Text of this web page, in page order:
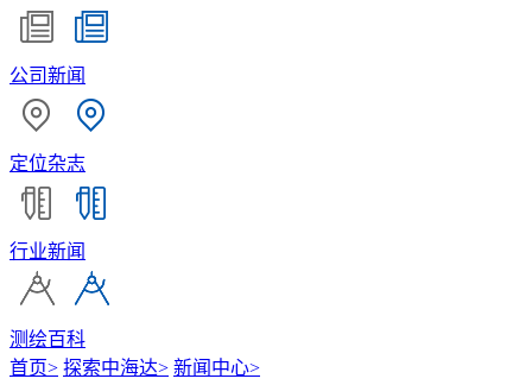
公司新闻
定位杂志
行业新闻
测绘百科
首页> 探索中海达> 新闻中心>